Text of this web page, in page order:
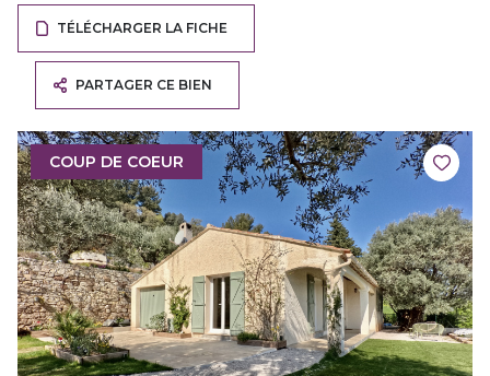
TÉLÉCHARGER LA FICHE
PARTAGER CE BIEN
COUP DE COEUR